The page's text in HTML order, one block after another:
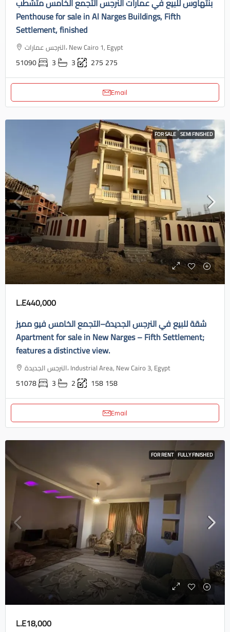
بنتهاوس للبيع في عمارات النرجس التجمع الخامس متشطب
Penthouse for sale in Al Narges Buildings, Fifth
Settlement, finished
النرجس عمارات، New Cairo 1, Egypt
51090 3 3 275 275
Email
FOR SALE SEMI FINISHED
L.E440,000
شقة للبيع في النرجس الجديدة–التجمع الخامس فيو مميز
Apartment for sale in New Narges – Fifth Settlement;
features a distinctive view.
النرجس الجديدة، Industrial Area, New Cairo 3, Egypt
51078 3 2 158158
Email
FOR RENT FULLY FINISHED
L.E18,000